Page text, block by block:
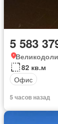
5 583
82 кв.м
Офис
5 часов назад